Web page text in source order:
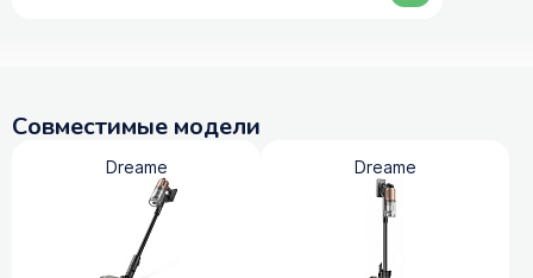
Совместимые модели
Dreame Dreame